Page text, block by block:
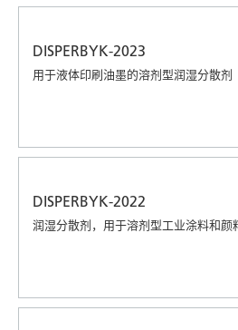
DISPERBYK-2023
用于液体印刷油墨的溶剂型润湿分散剂
DISPERBYK-2022
润湿分散剂，用于溶剂型工业涂料和颜